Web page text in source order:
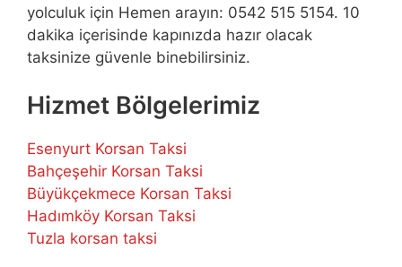
yolculuk için Hemen arayın: 0542 515 5154. 10
dakika içerisinde kapınızda hazır olacak
taksinize güvenle binebilirsiniz.
Hizmet Bölgelerimiz
Esenyurt Korsan Taksi
Bahçeşehir Korsan Taksi
Büyükçekmece Korsan Taksi
Hadımköy Korsan Taksi
Tuzla korsan taksi